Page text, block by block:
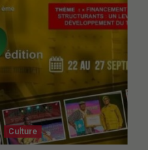
Culture